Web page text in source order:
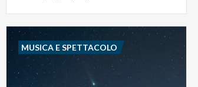
MUSICA E SPETTACOLO